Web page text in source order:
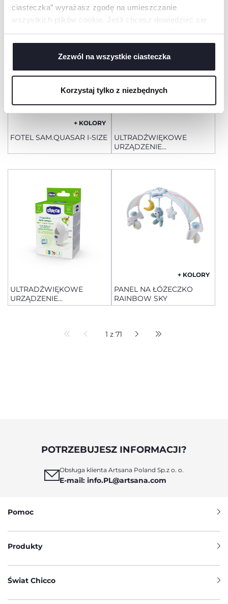
ciasteczka” wyrażasz zgodę na umieszczanie
wszystkich plików cookie. Jeśli chcesz dowiedzieć się
więcej lub wyrazić zgodę tylko na niektóre pliki cookie,
kliknij „Ustawienia”. Zamykając ten baner, wyrażasz
zgodę na używanie wyłącznie technicznych plików
cookie, które są niezbędne dla żądanej usługi.
Zezwól na wszystkie ciasteczka
Korzystaj tylko z niezbędnych
+ KOLORY
FOTEL SAM.QUASAR I-SIZE
ULTRADŹWIĘKOWE
URZĄDZENIE
ODSTRASZAJĄCE KOMARY
ULTRADŹWIĘKOWE
URZĄDZENIE
ODSTRASZAJĄCE KOMARY
+ KOLORY
PANEL NA ŁÓŻECZKO
RAINBOW SKY
1 z 71
POTRZEBUJESZ INFORMACJI?
Obsługa klienta Artsana Poland Sp.z o. o.
E-mail: info.PL@artsana.com
Pomoc
Produkty
Świat Chicco